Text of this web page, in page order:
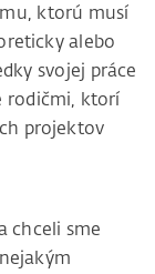
ktorú musí
alebo
svojej práce
rodičmi, ktorí
projektov
chceli sme